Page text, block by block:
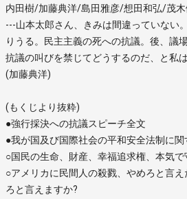
内田樹/加藤典洋/島田雅彦/想田和弘/茂
---山本太郎さん、きみは間違っていない
りうる。民主主義の死への抗議。後、議
抗議の叫びを禁じてどうするのだ、と私
(加藤典洋)
(もくじより抜粋)
●強行採決への抗議スピーチ全文
●我が国及び国際社会の平和安全法制に
○国民の生命、財産、幸福追求権、本気
○アメリカに民間人の殺戮、やめろと言
ろと言えますか?